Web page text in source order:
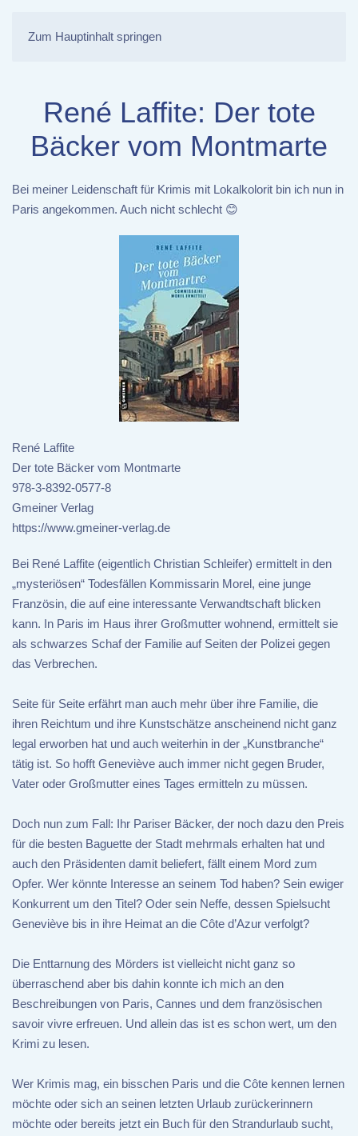
Zum Hauptinhalt springen
René Laffite: Der tote
Bäcker vom Montmarte
Bei meiner Leidenschaft für Krimis mit Lokalkolorit bin ich nun in
Paris angekommen. Auch nicht schlecht 😊
René Laffite
Der tote Bäcker vom Montmarte
978-3-8392-0577-8
Gmeiner Verlag
https://www.gmeiner-verlag.de
Bei René Laffite (eigentlich Christian Schleifer) ermittelt in den
„mysteriösen“ Todesfällen Kommissarin Morel, eine junge
Französin, die auf eine interessante Verwandtschaft blicken
kann. In Paris im Haus ihrer Großmutter wohnend, ermittelt sie
als schwarzes Schaf der Familie auf Seiten der Polizei gegen
das Verbrechen.
Seite für Seite erfährt man auch mehr über ihre Familie, die
ihren Reichtum und ihre Kunstschätze anscheinend nicht ganz
legal erworben hat und auch weiterhin in der „Kunstbranche“
tätig ist. So hofft Geneviève auch immer nicht gegen Bruder,
Vater oder Großmutter eines Tages ermitteln zu müssen.
Doch nun zum Fall: Ihr Pariser Bäcker, der noch dazu den Preis
für die besten Baguette der Stadt mehrmals erhalten hat und
auch den Präsidenten damit beliefert, fällt einem Mord zum
Opfer. Wer könnte Interesse an seinem Tod haben? Sein ewiger
Konkurrent um den Titel? Oder sein Neffe, dessen Spielsucht
Geneviève bis in ihre Heimat an die Côte d’Azur verfolgt?
Die Enttarnung des Mörders ist vielleicht nicht ganz so
überraschend aber bis dahin konnte ich mich an den
Beschreibungen von Paris, Cannes und dem französischen
savoir vivre erfreuen. Und allein das ist es schon wert, um den
Krimi zu lesen.
Wer Krimis mag, ein bisschen Paris und die Côte kennen lernen
möchte oder sich an seinen letzten Urlaub zurückerinnern
möchte oder bereits jetzt ein Buch für den Strandurlaub sucht,